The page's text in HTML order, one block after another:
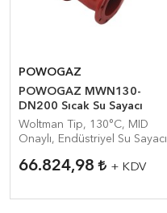
POWOGAZ
POWOGAZ MWN130-
DN200 Sıcak Su Sayacı
Woltman Tip, 130°C, MID
Onaylı, Endüstriyel Su Sayacı
66.824,98 + KDV